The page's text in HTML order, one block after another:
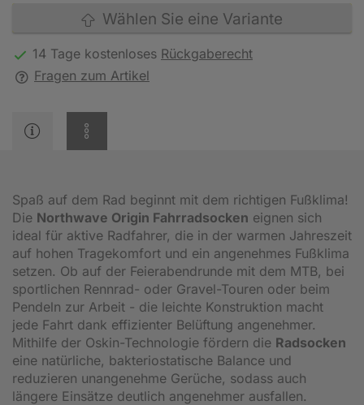
Wählen Sie eine Variante
14 Tage kostenloses Rückgaberecht
Fragen zum Artikel
Spaß auf dem Rad beginnt mit dem richtigen Fußklima!
Die Northwave Origin Fahrradsocken eignen sich
ideal für aktive Radfahrer, die in der warmen Jahreszeit
auf hohen Tragekomfort und ein angenehmes Fußklima
setzen. Ob auf der Feierabendrunde mit dem MTB, bei
sportlichen Rennrad- oder Gravel-Touren oder beim
Pendeln zur Arbeit - die leichte Konstruktion macht
jede Fahrt dank effizienter Belüftung angenehmer.
Mithilfe der Oskin-Technologie fördern die Radsocken
eine natürliche, bakteriostatische Balance und
reduzieren unangenehme Gerüche, sodass auch
längere Einsätze deutlich angenehmer ausfallen.